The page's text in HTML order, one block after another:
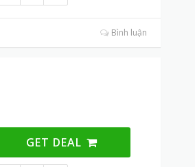
Bình luận
GET DEAL